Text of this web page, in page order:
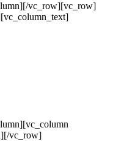
vc_row][vc_row]
vc_row]